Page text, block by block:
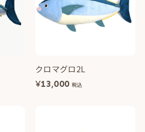
クロマグロ2L
¥13,000 税込